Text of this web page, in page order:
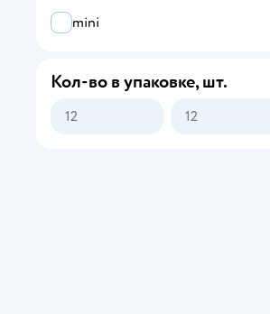
mini
Кол-во в упаковке, шт.